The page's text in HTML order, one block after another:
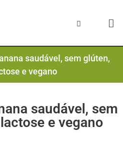
saudável, sem glúten,
e vegano
saudável, sem
e vegano